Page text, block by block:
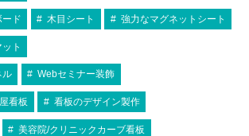
ド 木目シート 強力なマグネットシート
ト
ル Webセミナー装飾
看板 看板のデザイン製作
美容院/クリニックカーブ看板